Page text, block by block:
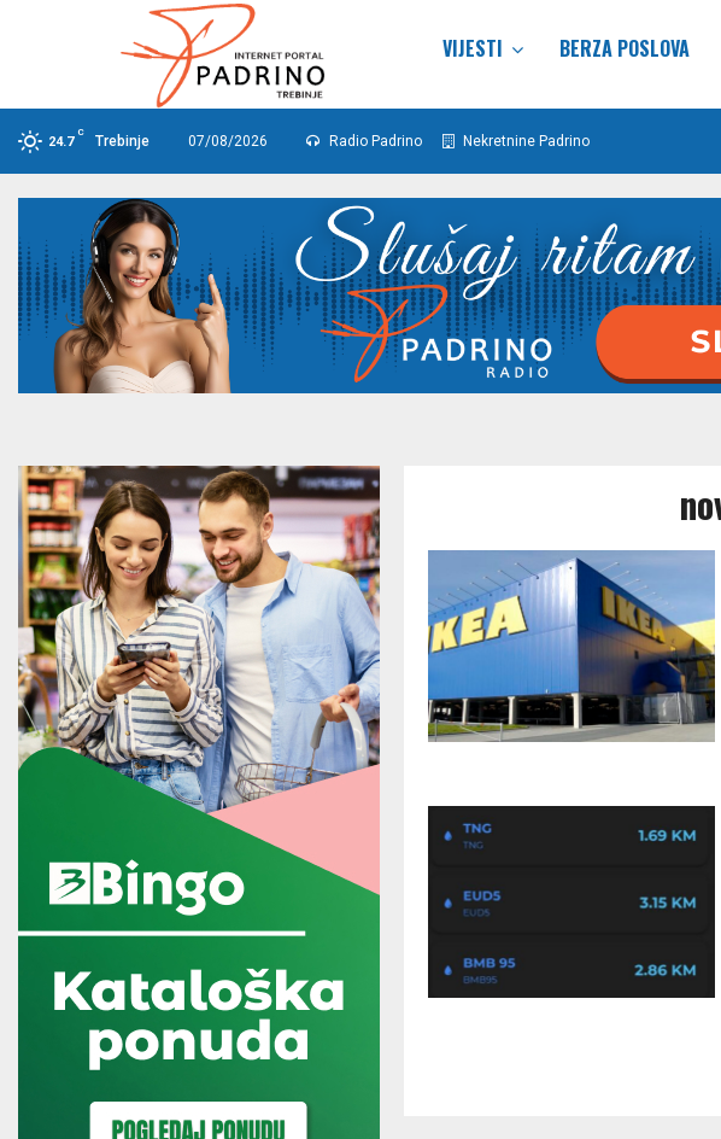
VIJESTI BERZA POSLOVA
24.7
C
Trebinje 07/08/2026 Radio Padrino Nekretnine Padrino